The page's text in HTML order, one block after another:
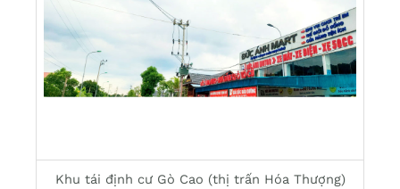
Khu tái định cư Gò Cao (thị trấn Hóa Thượng)